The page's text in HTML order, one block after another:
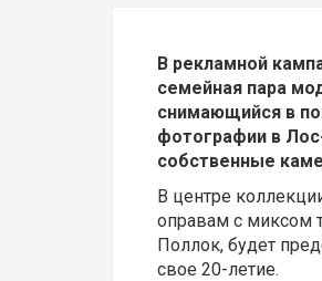
В рекламной
семейная пара
снимающийся в
фотографии в
собственные
В центре
оправам с миксом
Поллок, будет
свое 20-летие.